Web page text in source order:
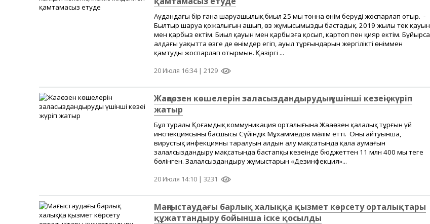
Аудандағы бір ғана шаруашылық биыл 25 мың тонна өнім беруді жоспарлап отыр. -
Былтыр шаруа қожалығын ашып, өз жұмысымызды бастадық. 2019 жылы тек қауын
мен қарбыз ектім. Биыл қауын мен қарбызға қосып, картоп пен қияр ектім. Бұйырса
алдағы уақытта өзге де өнімдер егіп, ауыл тұрғындарын жергілікті өніммен
қамтуды жоспарлап отырмын. Қазіргі ...
20 Июля 16:34 | 2129
Жаңаөзен көшелерін заласыздандырудың үшінші кезеңі жүріп
жатыр
Бұл туралы Қоғамдық коммуникация орталығына Жаңаөзен қалалық тұрғын үй
инспекциясының басшысы Сүйіндік Мұхаммедов мәлім етті. Оның айтуынша,
вирустық инфекцияның таралуын алдын алу мақсатында қала аумағын
залалсыздандыру мақсатында бастапқы кезеңінде бюджеттен 11 млн 400 мың теңге
бөлінген. Залалсыздандыру жұмыстарын «Дезинфекция»...
20 Июля 14:10 | 3231
Маңғыстаудағы барлық халыққа қызмет көрсету орталықтары
құжаттандыру бойынша іске қосылды